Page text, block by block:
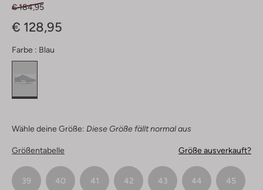
€ 184,95
€ 128,95
Farbe : Blau
Wähle deine Größe: Diese Größe fällt normal aus
Größentabelle Größe ausverkauft?
39 40 41 42 43 44 45